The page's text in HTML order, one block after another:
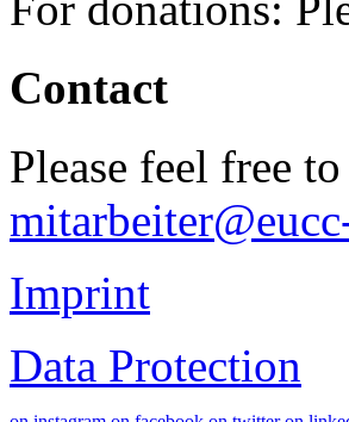
Contact
Please feel free
Imprint
Data Protection